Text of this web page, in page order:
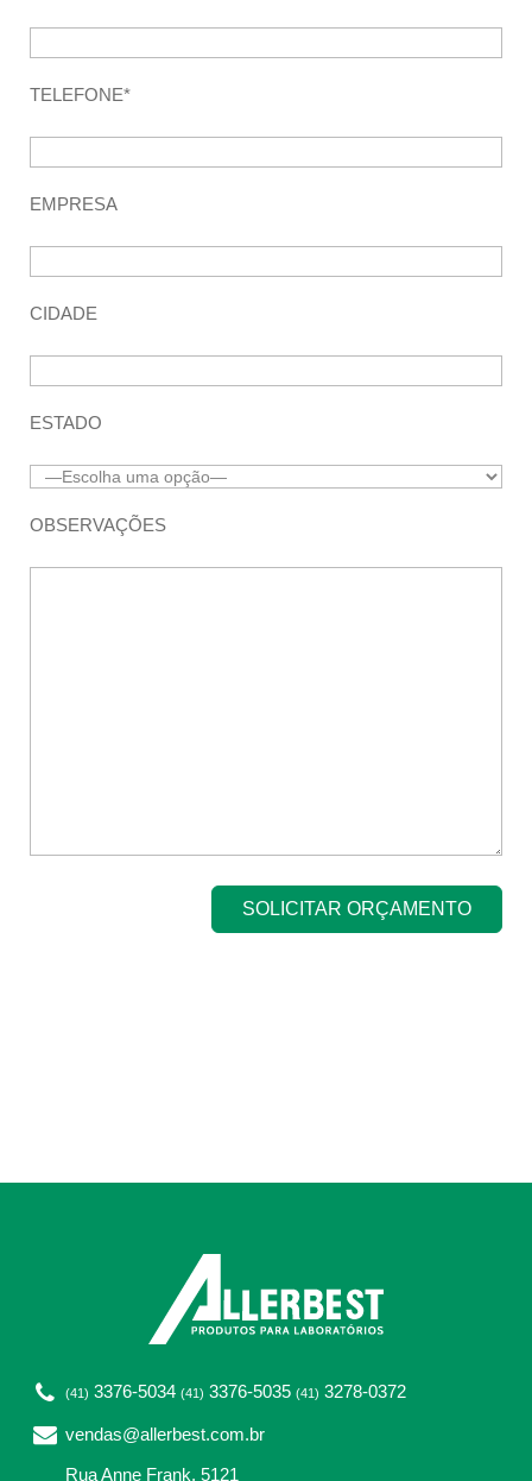
TELEFONE*
EMPRESA
CIDADE
ESTADO
OBSERVAÇÕES
(41) 3376-5034 (41) 3376-5035 (41) 3278-0372
vendas@allerbest.com.br
Rua Anne Frank, 5121